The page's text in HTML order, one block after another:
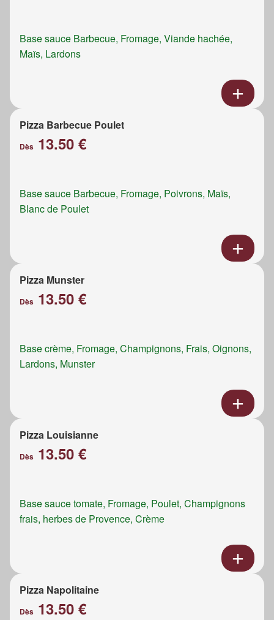
Base sauce Barbecue, Fromage, Viande hachée,
Maïs, Lardons
Pizza Barbecue Poulet
Dès 13.50 €
Base sauce Barbecue, Fromage, Poivrons, Maïs,
Blanc de Poulet
Pizza Munster
Dès 13.50 €
Base crème, Fromage, Champignons, Frais, Oignons,
Lardons, Munster
Pizza Louisianne
Dès 13.50 €
Base sauce tomate, Fromage, Poulet, Champignons
frais, herbes de Provence, Crème
Pizza Napolitaine
Dès 13.50 €